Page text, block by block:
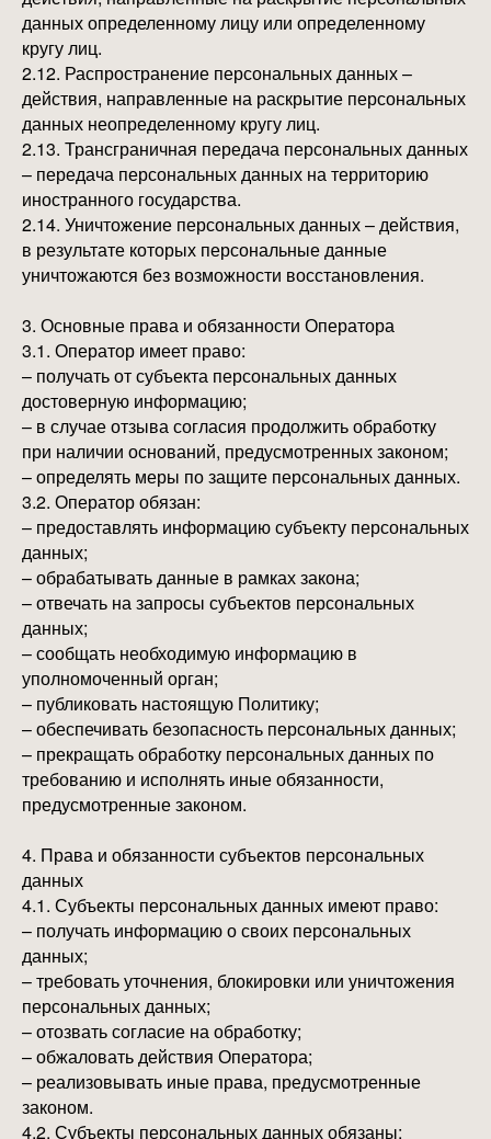
данных определенному лицу или определенному
кругу лиц.
2.12. Распространение персональных данных –
действия, направленные на раскрытие персональных
данных неопределенному кругу лиц.
2.13. Трансграничная передача персональных данных
– передача персональных данных на территорию
иностранного государства.
2.14. Уничтожение персональных данных – действия,
в результате которых персональные данные
уничтожаются без возможности восстановления.
3. Основные права и обязанности Оператора
3.1. Оператор имеет право:
– получать от субъекта персональных данных
достоверную информацию;
– в случае отзыва согласия продолжить обработку
при наличии оснований, предусмотренных законом;
– определять меры по защите персональных данных.
3.2. Оператор обязан:
– предоставлять информацию субъекту персональных
данных;
– обрабатывать данные в рамках закона;
– отвечать на запросы субъектов персональных
данных;
– сообщать необходимую информацию в
уполномоченный орган;
– публиковать настоящую Политику;
– обеспечивать безопасность персональных данных;
– прекращать обработку персональных данных по
требованию и исполнять иные обязанности,
предусмотренные законом.
4. Права и обязанности субъектов персональных
данных
4.1. Субъекты персональных данных имеют право:
– получать информацию о своих персональных
данных;
– требовать уточнения, блокировки или уничтожения
персональных данных;
– отозвать согласие на обработку;
– обжаловать действия Оператора;
– реализовывать иные права, предусмотренные
законом.
4.2. Субъекты персональных данных обязаны: